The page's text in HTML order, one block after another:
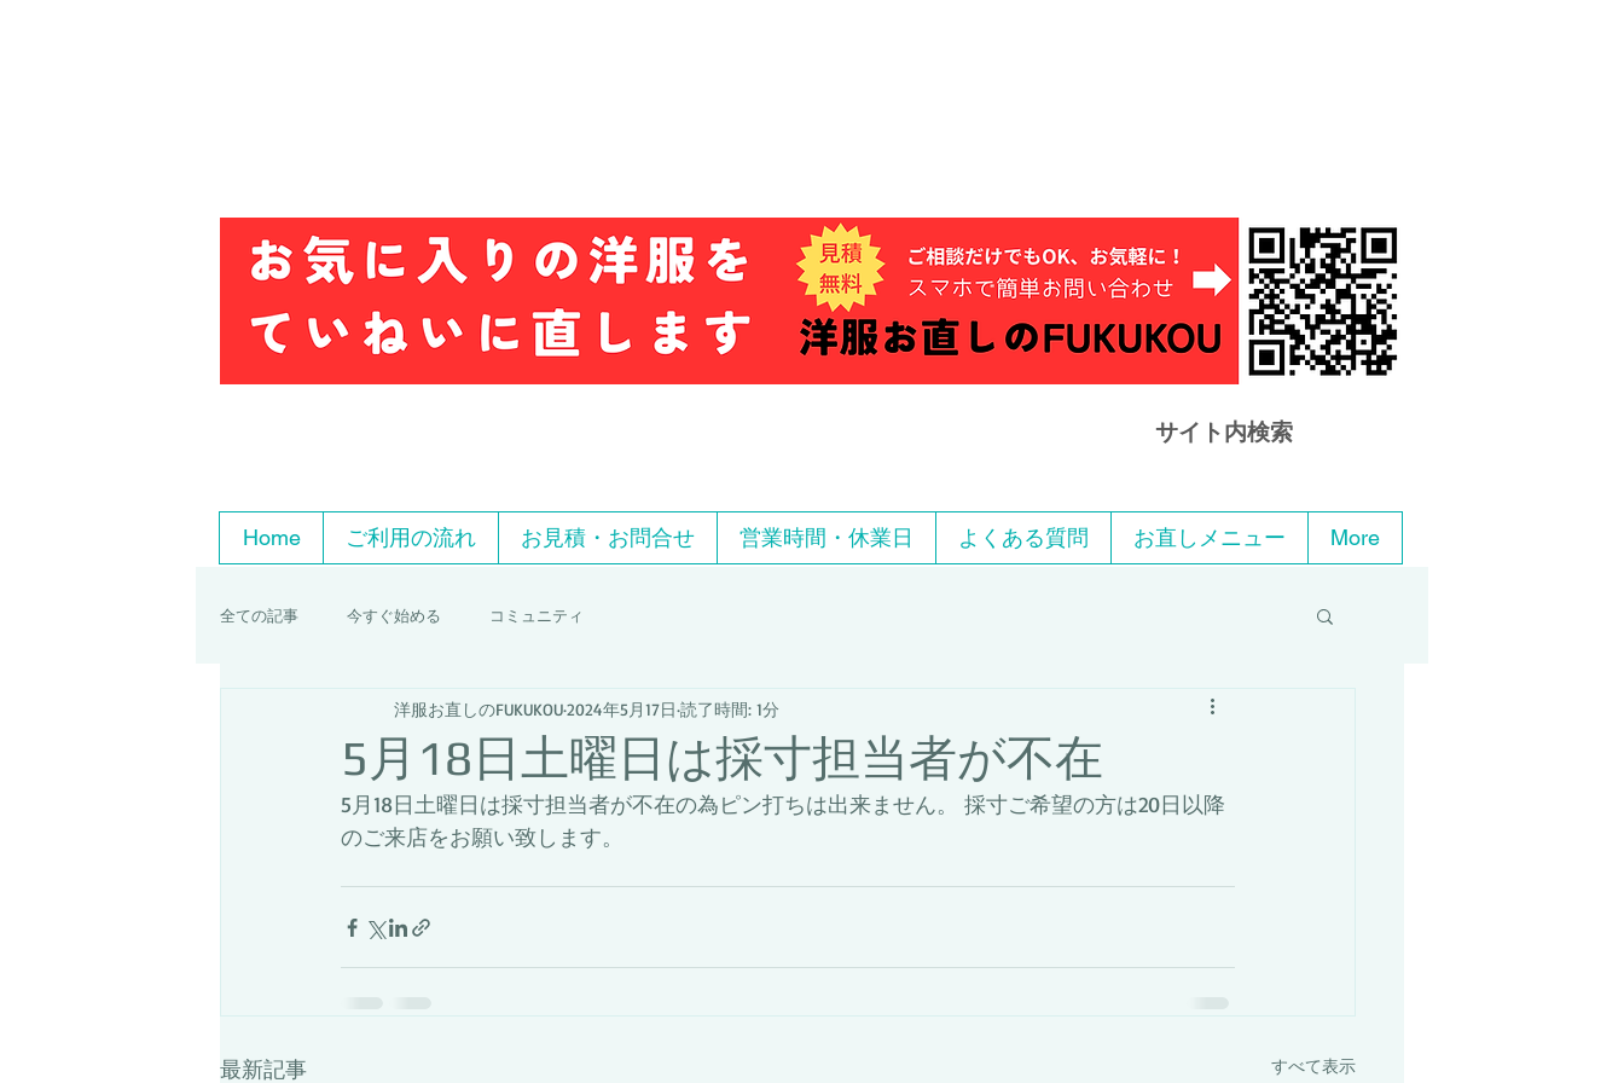
サイト内検索
Home ご利用の流れ お見積・お問合せ 営業時間・休業日 よくある質問 お直しメニュー More
全ての記事 今すぐ始める コミュニティ
5月18日土曜日は採寸担当者が不在
洋服お直しのFUKUKOU2024年5月17日 読了時間: 1分
5月18日土曜日は採寸担当者が不在の為ピン打ちは出来ません。 採寸ご希望の方は20日以降
のご来店をお願い致します。
最新記事 すべて表示